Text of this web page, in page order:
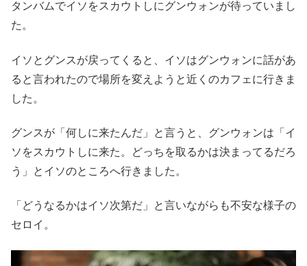
タンバムでイソをスカウトしにグンウォンが待っていまし
た。
イソとグンスが戻ってくると、イソはグンウォンに話があ
ると言われたので場所を変えようと近くのカフェに行きま
した。
グンスが「何しに来たんだ」と言うと、グンウォンは「イ
ソをスカウトしに来た。どっちを取るかは決まってるだろ
う」とイソのところへ行きました。
「どうなるかはイソ次第だ」と言いながらも不安な様子の
セロイ。